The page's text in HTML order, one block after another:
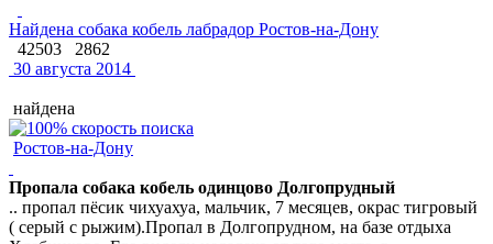
Найдена собака кобель лабрадор Ростов-на-Дону
42503
2862
30 августа 2014
найдена
Ростов-на-Дону
Пропала собака кобель одинцово Долгопрудный
.. пропал пёсик чихуахуа, мальчик, 7 месяцев, окрас тигровый
( серый с рыжим).Пропал в Долгопрудном, на базе отдыха